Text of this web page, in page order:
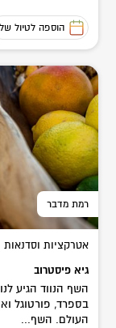
הוספה לטיול
רמת מדבר
אטרקציות וסדנאות
גיא פיסטרוב
השף הנווד הגיע
בספרד, פורטוגל
העולם. השף...